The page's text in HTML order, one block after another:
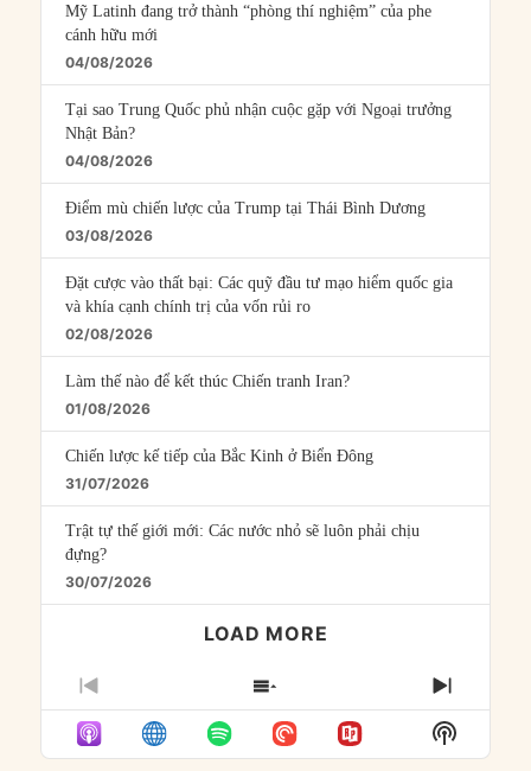
Mỹ Latinh đang trở thành “phòng thí nghiệm” của phe
cánh hữu mới
04/08/2026
Tại sao Trung Quốc phủ nhận cuộc gặp với Ngoại trưởng
Nhật Bản?
04/08/2026
Điểm mù chiến lược của Trump tại Thái Bình Dương
03/08/2026
Đặt cược vào thất bại: Các quỹ đầu tư mạo hiểm quốc gia
và khía cạnh chính trị của vốn rủi ro
02/08/2026
Làm thế nào để kết thúc Chiến tranh Iran?
01/08/2026
Chiến lược kế tiếp của Bắc Kinh ở Biển Đông
31/07/2026
Trật tự thế giới mới: Các nước nhỏ sẽ luôn phải chịu
đựng?
30/07/2026
LOAD MORE
PREVIOUS
EPISODE
SHOW
EPISODES
LIST
NEXT
Show
Podcast